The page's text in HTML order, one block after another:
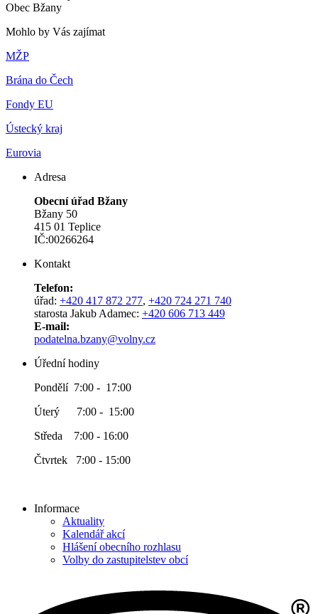
Obec Bžany
Mohlo by Vás zajímat
MŽP
Brána do Čech
Fondy EU
Ústecký kraj
Eurovia
Adresa
Obecní úřad Bžany
Bžany 50
415 01 Teplice
IČ:00266264
Kontakt
Telefon:
úřad: +420 417 872 277, +420 724 271 740
starosta Jakub Adamec: +420 606 713 449
E-mail:
podatelna.bzany@volny.cz
Úřední hodiny
Pondělí 7:00 - 17:00
Úterý 7:00 - 15:00
Středa 7:00 - 16:00
Čtvrtek 7:00 - 15:00
Informace
Aktuality
Kalendář akcí
Hlášení obecního rozhlasu
Volby do zastupitelstev obcí